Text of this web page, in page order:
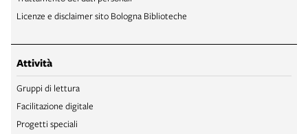
Licenze e disclaimer sito Bologna Biblioteche
Attività
Gruppi di lettura
Facilitazione digitale
Progetti speciali